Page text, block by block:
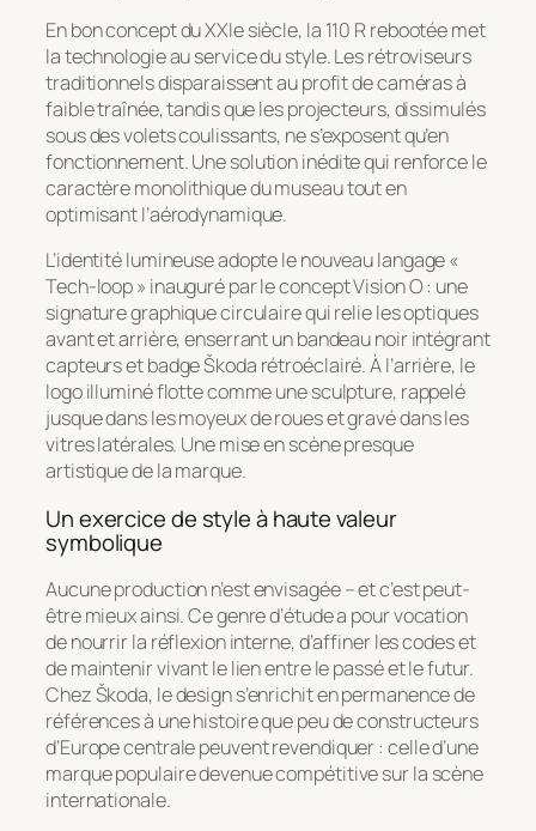
En bon concept du XXIe siècle, la 110 R rebootée met
la technologie au service du style. Les rétroviseurs
traditionnels disparaissent au profit de caméras à
faible traînée, tandis que les projecteurs, dissimulés
sous des volets coulissants, ne s’exposent qu’en
fonctionnement. Une solution inédite qui renforce le
caractère monolithique du museau tout en
optimisant l’aérodynamique.
L’identité lumineuse adopte le nouveau langage «
Tech-loop » inauguré par le concept Vision O : une
signature graphique circulaire qui relie les optiques
avant et arrière, enserrant un bandeau noir intégrant
capteurs et badge Škoda rétroéclairé. À l’arrière, le
logo illuminé flotte comme une sculpture, rappelé
jusque dans les moyeux de roues et gravé dans les
vitres latérales. Une mise en scène presque
artistique de la marque.
Un exercice de style à haute valeur
symbolique
Aucune production n’est envisagée – et c’est peut-
être mieux ainsi. Ce genre d’étude a pour vocation
de nourrir la réflexion interne, d’affiner les codes et
de maintenir vivant le lien entre le passé et le futur.
Chez Škoda, le design s’enrichit en permanence de
références à une histoire que peu de constructeurs
d’Europe centrale peuvent revendiquer : celle d’une
marque populaire devenue compétitive sur la scène
internationale.